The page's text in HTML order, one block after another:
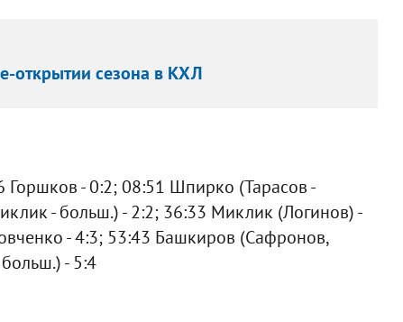
открытии сезона в КХЛ
- 0:2; 08:51 Шпирко (Тарасов -
- больш.) - 2:2; 36:33 Миклик (Логинов) -
- 4:3; 53:43 Башкиров (Сафронов,
- 5:4